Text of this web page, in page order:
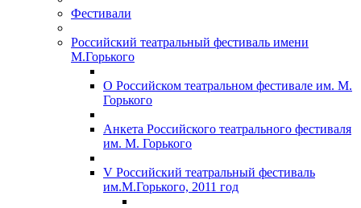
Фестивали
Российский театральный фестиваль имени
М.Горького
О Российском театральном фестивале им. М.
Горького
Анкета Российского театрального фестиваля
им. М. Горького
V Российский театральный фестиваль
им.М.Горького, 2011 год